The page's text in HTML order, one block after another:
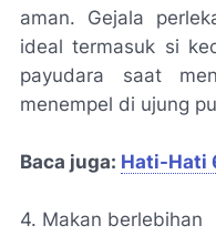
aman. Gejala
ideal termasuk si
payudara saat
menempel di ujung
Baca juga: Hati-Hati
4. Makan berlebihan